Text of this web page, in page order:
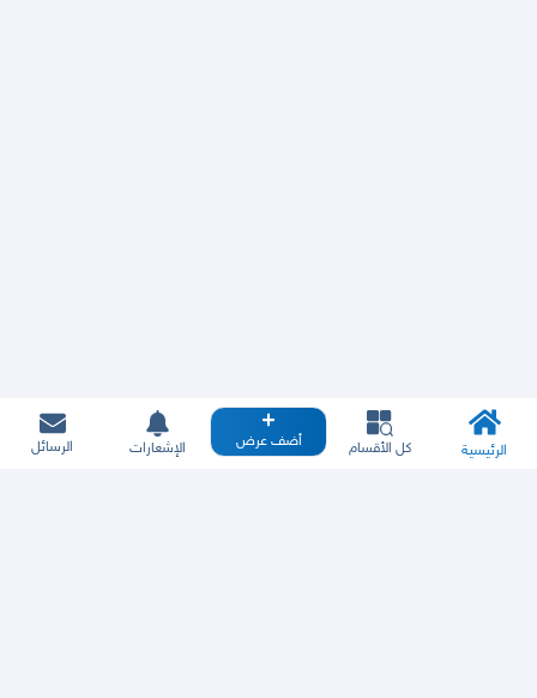
الرئيسية كل الأقسام أضف عرض الإشعارات الرسائل